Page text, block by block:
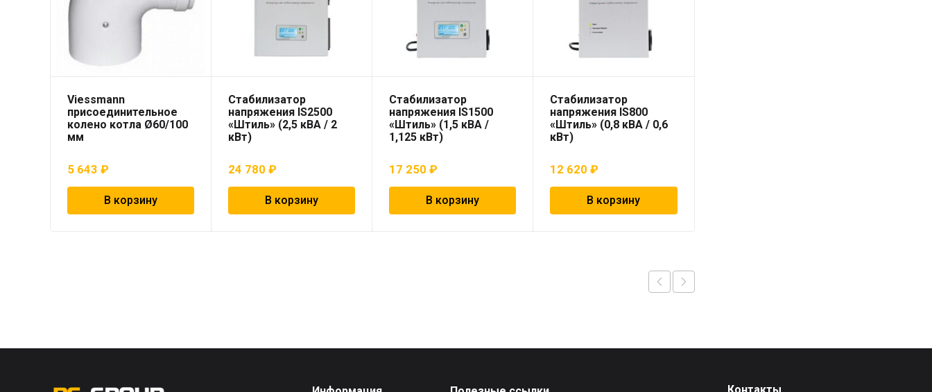
Viessmann
присоединительное
колено котла Ø60/100
мм
5 643 ₽
В корзину
Стабилизатор
напряжения IS2500
«Штиль» (2,5 кВА / 2
кВт)
24 780₽
В корзину
Стабилизатор
напряжения IS1500
«Штиль» (1,5 кВА /
1,125 кВт)
17 250₽
В корзину
Стабилизатор
напряжения IS800
«Штиль» (0,8 кВА / 0,6
кВт)
12 620₽
В корзину